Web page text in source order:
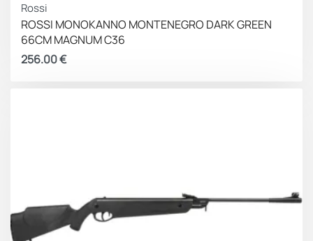
Rossi
ROSSI ΜΟΝΟΚΑΝΝΟ MONTENEGRO DARK GREEN
66CM MAGNUM C36
256.00€